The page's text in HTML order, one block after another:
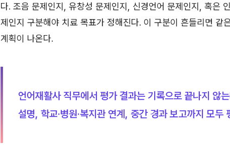
다. 조음 문제인지, 유창성 문제인지, 신경언어 문제인지, 혹은
제인지 구분해야 치료 목표가 정해진다. 이 구분이 흔들리면 같
계획이 나온다.
언어재활사 직무에서 평가 결과는 기록으로 끝나지 않
설명, 학교·병원·복지관 연계, 중간 경과 보고까지 모두